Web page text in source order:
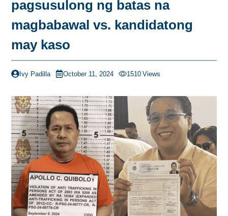
pagsusulong ng batas na
magbabawal vs. kandidatong
may kaso
Ivy Padilla October 11, 2024 1510 Views